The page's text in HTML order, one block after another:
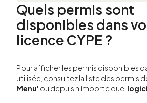
Quels permis sont
disponibles dans
licence CYPE ?
Pour afficher les permis disponibles
utilisée, consultez la liste des permis
Menu' ou depuis n’importe quel